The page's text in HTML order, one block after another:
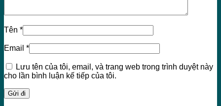
Tên *
Email *
Lưu tên của tôi, email, và trang web trong trình duyệt này
cho lần bình luận kế tiếp của tôi.